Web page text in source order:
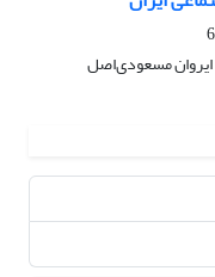
مسعودی‌اصل